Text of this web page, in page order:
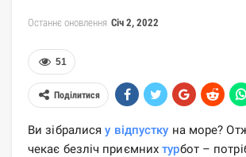
Останнє оновлення Січ 2, 2022
51
Поділитися
Ви зібралисяу відпустку на море?
чекає безліч приємнихтурбот –